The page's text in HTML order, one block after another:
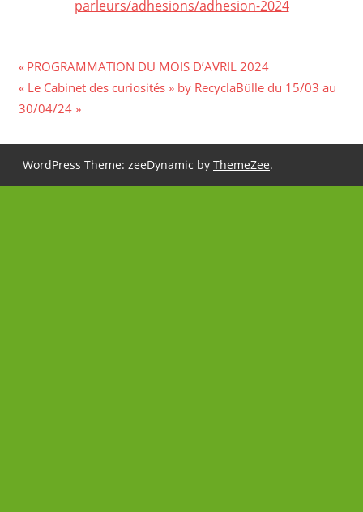
parleurs/adhesions/adhesion-2024
Navigation
de
l’article
Previous
Post:
PROGRAMMATION DU MOIS D’AVRIL 2024
Next
Post:
« Le Cabinet des curiosités » by RecyclaBülle du 15/03 au
30/04/24
WordPress Theme: zeeDynamic by ThemeZee.